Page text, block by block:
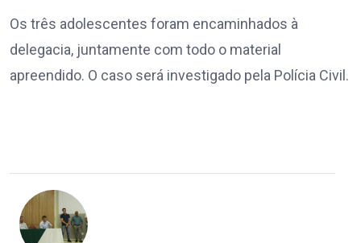
Os três adolescentes foram encaminhados à
delegacia, juntamente com todo o material
apreendido. O caso será investigado pela Polícia Civil.